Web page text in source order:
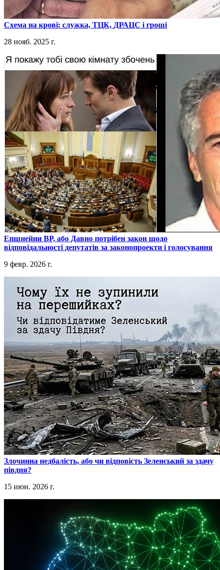
​Схема на крові: служка, ТЦК, ДРАЦС і гроші
28 нояб. 2025 г.
​Епшнейни ВР, або Давно потрібен закон щодо
відповідальності депутатів за законопроекти і голосування
9 февр. 2026 г.
​Злочинна недбалість, або чи відповість Зеленський за здачу
півдня?
15 июн. 2026 г.